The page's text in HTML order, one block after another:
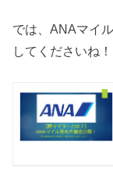
では、ANAマイ
してくださいね！